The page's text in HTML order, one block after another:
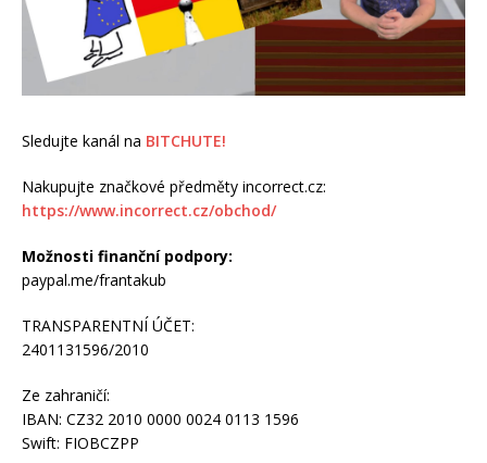
Sledujte kanál na BITCHUTE!
Nakupujte značkové předměty incorrect.cz:
https://www.incorrect.cz/obchod/
Možnosti finanční podpory:
paypal.me/frantakub
TRANSPARENTNÍ ÚČET:
2401131596/2010
Ze zahraničí:
IBAN: CZ32 2010 0000 0024 0113 1596
Swift: FIOBCZPP